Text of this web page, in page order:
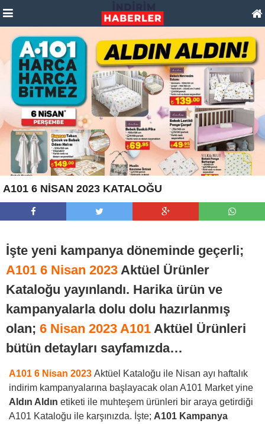
A101 6 NİSAN 2023 KATALOĞU
İşte yeni kampanya döneminde geçerli;
A101 6 Nisan 2023 Aktüel Ürünler
Kataloğu yayınlandı. Harika ürün ve
kampanyalarla dolu dolu hazırlanmış
olan; 6 Nisan 2023 A101 Aktüel Ürünleri
bütün detayları sayfamızda…
A101 6 Nisan 2023 Aktüel Kataloğu ile Nisan ayı haftalık
indirim kampanyalarına başlayacak olan A101 Market yine
Aldın Aldın etiketi ile muhteşem ürünleri bir araya getirdiği
A101 Kataloğu ile karşınızda. İşte; A101 Kampanya